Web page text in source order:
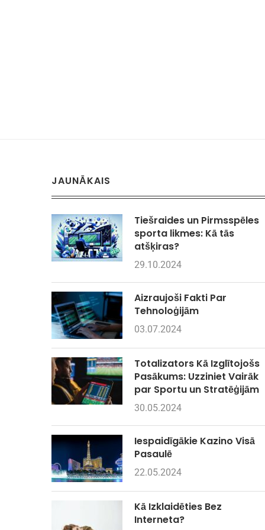
JAUNĀKAIS
Tiešraides un Pirmsspēles
sporta likmes: Kā tās
atšķiras?
29.10.2024
Aizraujoši Fakti Par
Tehnoloģijām
03.07.2024
Totalizators Kā Izglītojošs
Pasākums: Uzziniet Vairāk
par Sportu un Stratēģijām
30.05.2024
Iespaidīgākie Kazino Visā
Pasaulē
22.05.2024
Kā Izklaidēties Bez
Interneta?